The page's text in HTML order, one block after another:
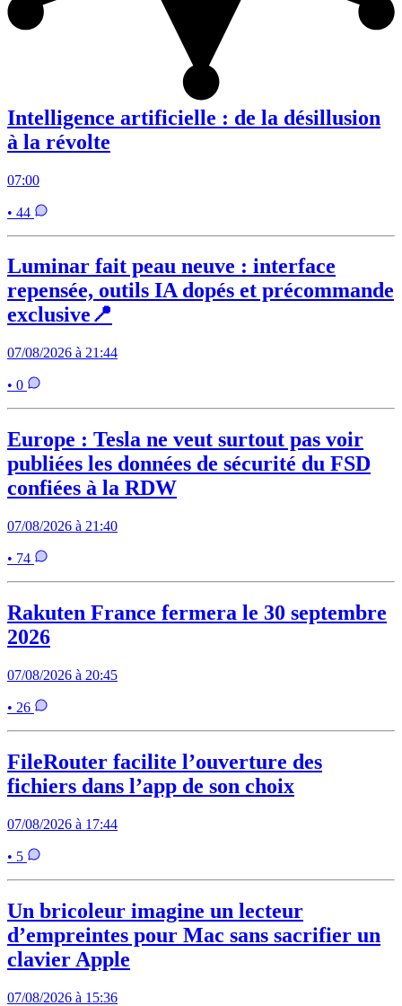
Intelligence artificielle : de la désillusion
à la révolte
07:00
• 44
Luminar fait peau neuve : interface
repensée, outils IA dopés et précommande
exclusive📍
07/08/2026 à 21:44
• 0
Europe : Tesla ne veut surtout pas voir
publiées les données de sécurité du FSD
confiées à la RDW
07/08/2026 à 21:40
• 74
Rakuten France fermera le 30 septembre
2026
07/08/2026 à 20:45
• 26
FileRouter facilite l’ouverture des
fichiers dans l’app de son choix
07/08/2026 à 17:44
• 5
Un bricoleur imagine un lecteur
d’empreintes pour Mac sans sacrifier un
clavier Apple
07/08/2026 à 15:36